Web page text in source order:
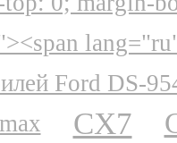
Ford DS-
CX7